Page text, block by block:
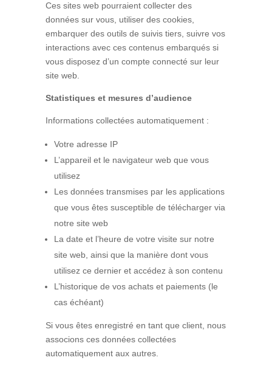
Ces sites web pourraient collecter des
données sur vous, utiliser des cookies,
embarquer des outils de suivis tiers, suivre vos
interactions avec ces contenus embarqués si
vous disposez d’un compte connecté sur leur
site web.
Statistiques et mesures d’audience
Informations collectées automatiquement :
Votre adresse IP
L’appareil et le navigateur web que vous
utilisez
Les données transmises par les applications
que vous êtes susceptible de télécharger via
notre site web
La date et l’heure de votre visite sur notre
site web, ainsi que la manière dont vous
utilisez ce dernier et accédez à son contenu
L’historique de vos achats et paiements (le
cas échéant)
Si vous êtes enregistré en tant que client, nous
associons ces données collectées
automatiquement aux autres.